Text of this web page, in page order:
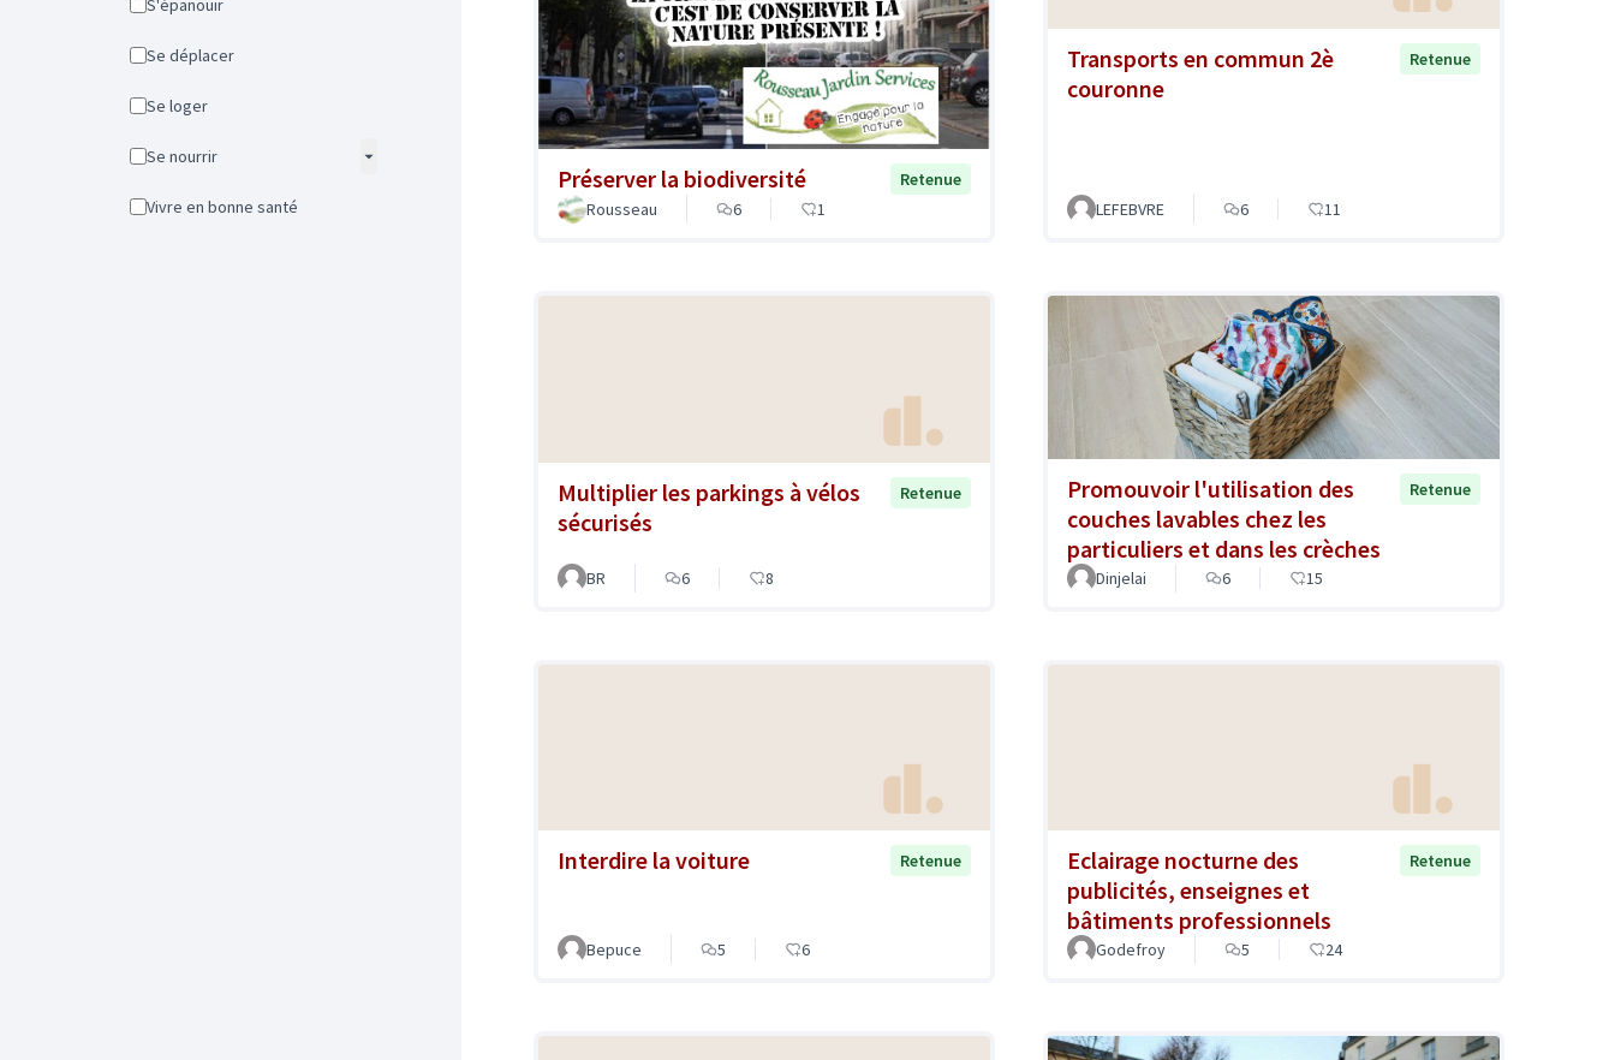
S'épanouir
Se déplacer
Se loger
Se nourrir
Vivre en bonne santé
Préserver la biodiversité
Retenue
Rousseau
6 1
Transports en commun 2è
couronne
Retenue
LEFEBVRE 6 11
Multiplier les parkings à vélos
sécurisés
Retenue
BR 6 8
Promouvoir l'utilisation des
couches lavables chez les
particuliers et dans les crèches
Retenue
Dinjelai 6 15
Interdire la voiture Retenue
Bepuce 5 6
Eclairage nocturne des
publicités, enseignes et
bâtiments professionnels
Retenue
Godefroy 5 24